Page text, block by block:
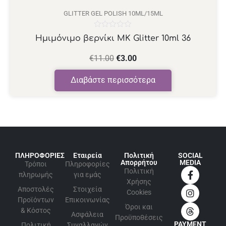
GLITTER GEL POLISH 10ML/15ML
Ημιμόνιμο βερνίκι ΜΚ Glitter 10ml 36
€11.00 €3.00
Διαβάστε περισσότερα
Βαθμολογήθηκε
με
από
5
ΠΛΗΡΟΦΟΡΙΕΣ
Τρόποι
πληρωμής
Αποστολές
Προϊόντων
& Κόστος
Εταιρεία
Πληροφορίες
για εμάς
Στοιχεία
Επικοινωνίας
Ασφάλεια
Πολιτική
Απορρήτου
Πολιτική
Xρήσης
Cookies
Όροι και
Προϋποθέσεις
SOCIAL
MEDIA
PAYMENT